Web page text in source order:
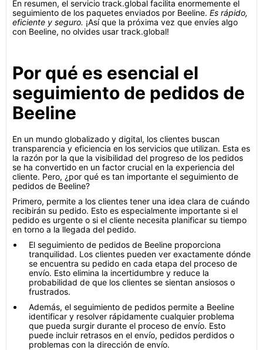
En resumen, el servicio track.global facilita enormemente el
seguimiento de los paquetes enviados por Beeline. Es rápido,
eficiente y seguro. ¡Así que la próxima vez que envíes algo
con Beeline, no olvides usar track.global!
Por qué es esencial el
seguimiento de pedidos de
Beeline
En un mundo globalizado y digital, los clientes buscan
transparencia y eficiencia en los servicios que utilizan. Esta es
la razón por la que la visibilidad del progreso de los pedidos
se ha convertido en un factor crucial en la experiencia del
cliente. Pero, ¿por qué es tan importante el seguimiento de
pedidos de Beeline?
Primero, permite a los clientes tener una idea clara de cuándo
recibirán su pedido. Esto es especialmente importante si el
pedido es urgente o si el cliente necesita planificar su tiempo
en torno a la llegada del pedido.
El seguimiento de pedidos de Beeline proporciona
tranquilidad. Los clientes pueden ver exactamente dónde
se encuentra su pedido en cada etapa del proceso de
envío. Esto elimina la incertidumbre y reduce la
probabilidad de que los clientes se sientan ansiosos o
frustrados.
Además, el seguimiento de pedidos permite a Beeline
identificar y resolver rápidamente cualquier problema
que pueda surgir durante el proceso de envío. Esto
puede incluir retrasos en el envío, pedidos perdidos o
problemas con la dirección de envío.